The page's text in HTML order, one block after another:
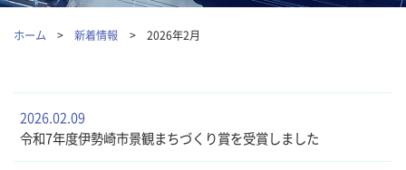
ホーム 新着情報 2026年2月
2026.02.09
令和7年度伊勢崎市景観まちづくり賞を受賞しました